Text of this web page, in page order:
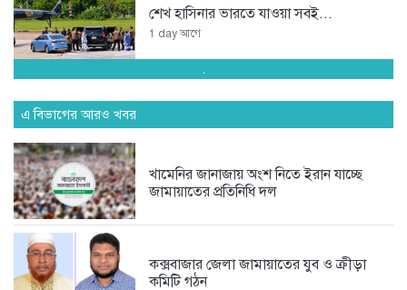
শেখ হাসিনার ভারতে যাওয়া সবই...
1 day আগে
অপপ্রচারকারী চাঁদাবাজ সিন্ডিকেটর বিরুদ্ধে
অদক্ষতা ও বহিরাগতদের দিয়ে দাপ্তরিক...
.
এ বিভাগের আরও খবর
খামেনির জানাজায় অংশ নিতে ইরান যাচ্ছে
জামায়াতের প্রতিনিধি দল
কক্সবাজার জেলা জামায়াতের যুব ও ক্রীড়া
কমিটি গঠন